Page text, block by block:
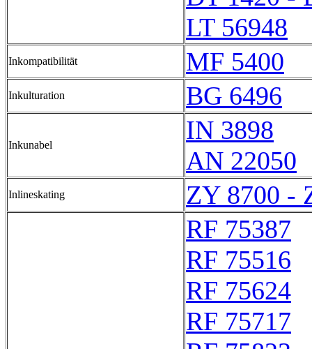
LT 56948
Inkompatibilität MF 5400
Inkulturation BG 6496
Inkunabel
IN 3898
AN 22050
Inlineskating
ZY 8700 -
RF 75387
RF 75516
RF 75624
RF 75717